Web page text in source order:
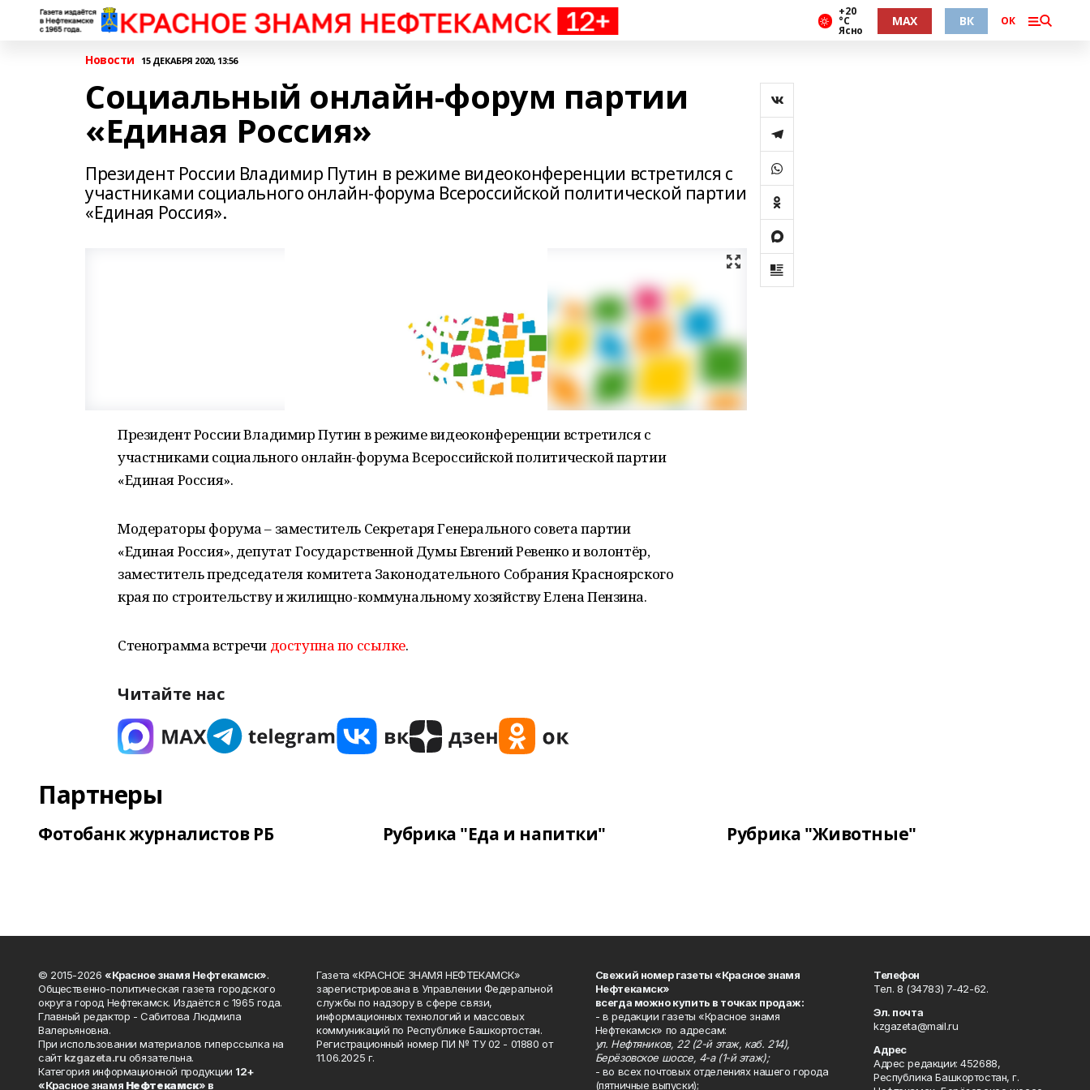
+20
°С
Ясно
MAX ВК ОК
Новости 15 ДЕКАБРЯ 2020, 13:56
Социальный онлайн-форум партии
«Единая Россия»
Президент России Владимир Путин в режиме видеоконференции встретился с
участниками социального онлайн-форума Всероссийской политической партии
«Единая Россия».
Президент России Владимир Путин в режиме видеоконференции встретился с
участниками социального онлайн-форума Всероссийской политической партии
«Единая Россия».
Модераторы форума – заместитель Секретаря Генерального совета партии
«Единая Россия», депутат Государственной Думы Евгений Ревенко и волонтёр,
заместитель председателя комитета Законодательного Собрания Красноярского
края по строительству и жилищно-коммунальному хозяйству Елена Пензина.
Стенограмма встречи доступна по ссылке.
Читайте нас
Партнеры
Фотобанк журналистов РБ Рубрика "Еда и напитки" Рубрика "Животные"
© 2015-2026 «Красное знамя Нефтекамск».
Общественно-политическая газета городского
округа город Нефтекамск. Издаётся с 1965 года.
Главный редактор - Сабитова Людмила
Валерьяновна.
При использовании материалов гиперссылка на
сайтkzgazeta.ru обязательна.
Категория информационной продукции 12+
«Красное знамя Нефтекамск» в
Газета «КРАСНОЕ ЗНАМЯ НЕФТЕКАМСК»
зарегистрирована в Управлении Федеральной
службы по надзору в сфере связи,
информационных технологий и массовых
коммуникаций по Республике Башкортостан.
Регистрационный номер ПИ № ТУ 02 - 01880 от
11.06.2025 г.
Свежий номер газеты «Красное знамя
Нефтекамск»
всегда можно купить в точках продаж:
- в редакции газеты «Красное знамя
Нефтекамск» по адресам:
ул. Нефтяников, 22 (2-й этаж, каб. 214),
Берёзовское шоссе, 4-а (1-й этаж);
- во всех почтовых отделениях нашего города
(пятничные выпуски);
Телефон
Тел. 8 (34783) 7-42-62.
Эл. почта
kzgazeta@mail.ru
Адрес
Адрес редакции: 452688,
Республика Башкортостан, г.